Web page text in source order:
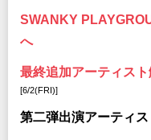
SWANKY
へ
最終追加アーティス
[6/2(FRI)]
第二弾出演アーティス